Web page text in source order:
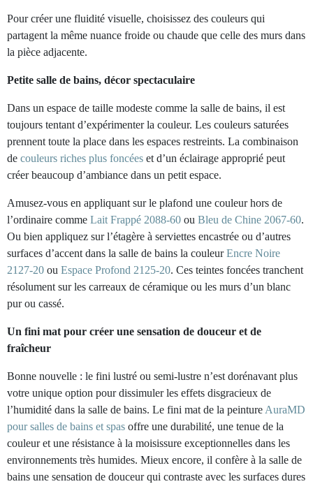
Pour créer une fluidité visuelle, choisissez des couleurs qui
partagent la même nuance froide ou chaude que celle des murs dans
la pièce adjacente.
Petite salle de bains, décor spectaculaire
Dans un espace de taille modeste comme la salle de bains, il est
toujours tentant d’expérimenter la couleur. Les couleurs saturées
prennent toute la place dans les espaces restreints. La combinaison
de couleurs riches plus foncées et d’un éclairage approprié peut
créer beaucoup d’ambiance dans un petit espace.
Amusez-vous en appliquant sur le plafond une couleur hors de
l’ordinaire comme Lait Frappé 2088-60 ou Bleu de Chine 2067-60.
Ou bien appliquez sur l’étagère à serviettes encastrée ou d’autres
surfaces d’accent dans la salle de bains la couleurEncre Noire
2127-20 ou Espace Profond 2125-20. Ces teintes foncées tranchent
résolument sur les carreaux de céramique ou les murs d’un blanc
pur ou cassé.
Un fini mat pour créer une sensation de douceur et de
fraîcheur
Bonne nouvelle : le fini lustré ou semi-lustre n’est dorénavant plus
votre unique option pour dissimuler les effets disgracieux de
l’humidité dans la salle de bains. Le fini mat de la peinture AuraMD
pour salles de bains et spas offre une durabilité, une tenue de la
couleur et une résistance à la moisissure exceptionnelles dans les
environnements très humides. Mieux encore, il confère à la salle de
bains une sensation de douceur qui contraste avec les surfaces dures